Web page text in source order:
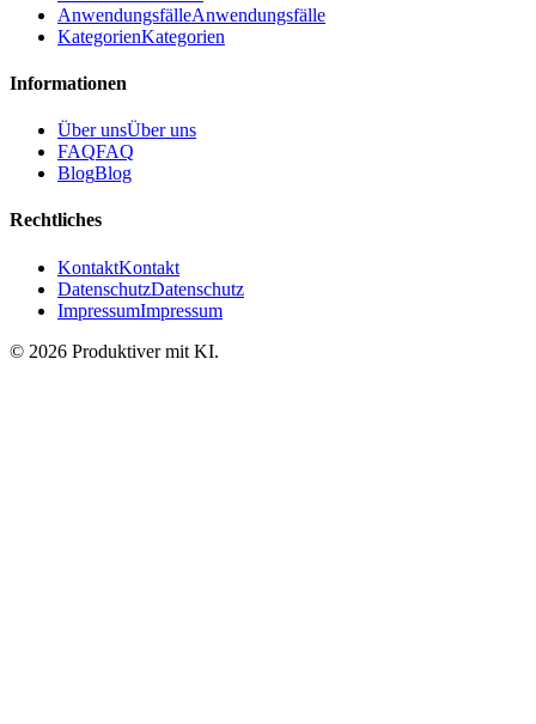
AnwendungsfälleAnwendungsfälle
KategorienKategorien
Informationen
Über unsÜber uns
FAQFAQ
BlogBlog
Rechtliches
KontaktKontakt
DatenschutzDatenschutz
ImpressumImpressum
© 2026 Produktiver mit KI.